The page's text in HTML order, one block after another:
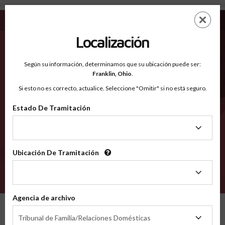
Otsego NY - Condados Reconocidos
EN
Condados Reconocidos
2600
Localización
Según su información, determinamos que su ubicación puede ser:
Franklin, Ohio.
Si esto no es correcto, actualice. Seleccione "Omitir" si no está seguro.
Estado De Tramitación
Tramitación
Ubicación De Tramitación
Tramitación
Agencia de archivo
Tribunal de Familia/Relaciones Domésticas
de